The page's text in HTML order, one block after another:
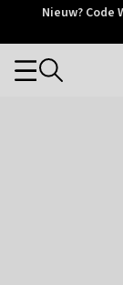
OtriumNieuw? Code
Categories